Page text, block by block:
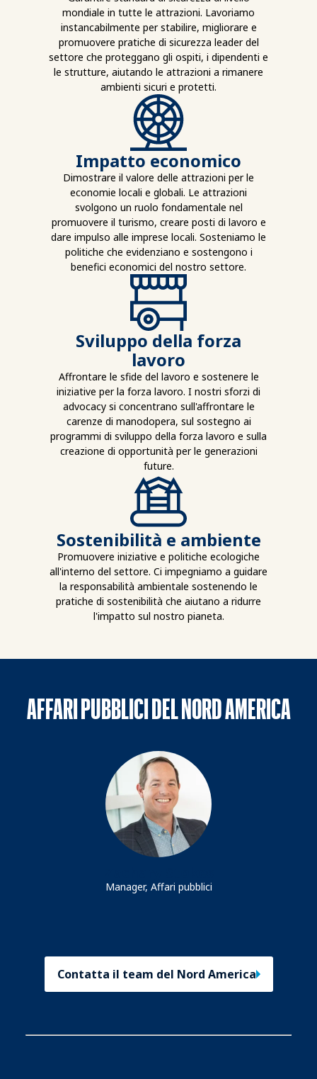
mondiale in tutte le attrazioni. Lavoriamo
instancabilmente per stabilire, migliorare e
promuovere pratiche di sicurezza leader del
settore che proteggano gli ospiti, i dipendenti e
le strutture, aiutando le attrazioni a rimanere
ambienti sicuri e protetti.
Impatto economico
Dimostrare il valore delle attrazioni per le
economie locali e globali. Le attrazioni
svolgono un ruolo fondamentale nel
promuovere il turismo, creare posti di lavoro e
dare impulso alle imprese locali. Sosteniamo le
politiche che evidenziano e sostengono i
benefici economici del nostro settore.
Sviluppo della forza
lavoro
Affrontare le sfide del lavoro e sostenere le
iniziative per la forza lavoro. I nostri sforzi di
advocacy si concentrano sull'affrontare le
carenze di manodopera, sul sostegno ai
programmi di sviluppo della forza lavoro e sulla
creazione di opportunità per le generazioni
future.
Sostenibilità e ambiente
Promuovere iniziative e politiche ecologiche
all'interno del settore. Ci impegniamo a guidare
la responsabilità ambientale sostenendo le
pratiche di sostenibilità che aiutano a ridurre
l'impatto sul nostro pianeta.
AFFARI PUBBLICI DEL NORD AMERICA
Manager, Affari pubblici
Contatta il team del Nord America